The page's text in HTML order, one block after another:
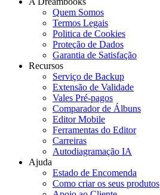
Quem Somos
Termos Legais
Politica de Cookies
Proteção de Dados
Garantia de Satisfação
Recursos
Serviço de Backup
Extensão de Validade
Vales Pré-pagos
Comparador de Álbuns
Editor Mobile
Ferramentas do Editor
Carreiras
Autodiagramação IA
Ajuda
Estado de Encomenda
Como criar os seus produtos